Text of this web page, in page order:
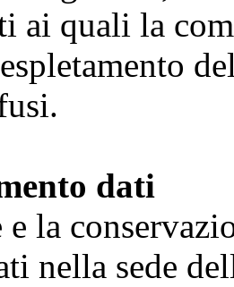
ai quali la
dati
e la
nella sede